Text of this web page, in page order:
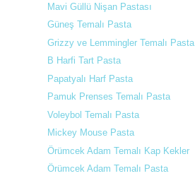
Mavi Güllü Nişan Pastası
Güneş Temalı Pasta
Grizzy ve Lemmingler Temalı Pasta
B Harfi Tart Pasta
Papatyalı Harf Pasta
Pamuk Prenses Temalı Pasta
Voleybol Temalı Pasta
Mickey Mouse Pasta
Örümcek Adam Temalı Kap Kekler
Örümcek Adam Temalı Pasta